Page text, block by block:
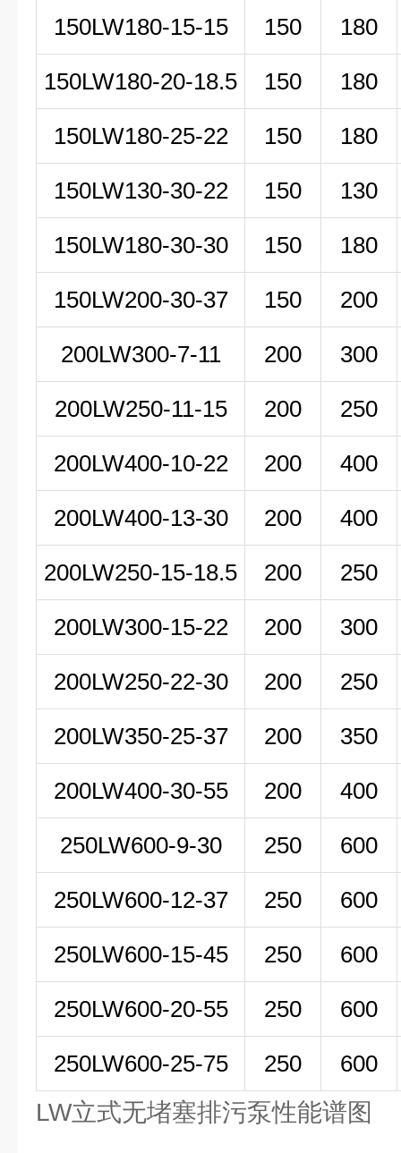
150LW180-15-15 150 180
150LW180-20-18.5 150 180
150LW180-25-22 150 180
150LW130-30-22 150 130
150LW180-30-30 150 180
150LW200-30-37 150 200
200LW300-7-11 200 300
200LW250-11-15 200 250
200LW400-10-22 200 400
200LW400-13-30 200 400
200LW250-15-18.5 200 250
200LW300-15-22 200 300
200LW250-22-30 200 250
200LW350-25-37 200 350
200LW400-30-55 200 400
250LW600-9-30 250 600
250LW600-12-37 250 600
250LW600-15-45 250 600
250LW600-20-55 250 600
250LW600-25-75 250 600
LW立式无堵塞排污泵性能谱图